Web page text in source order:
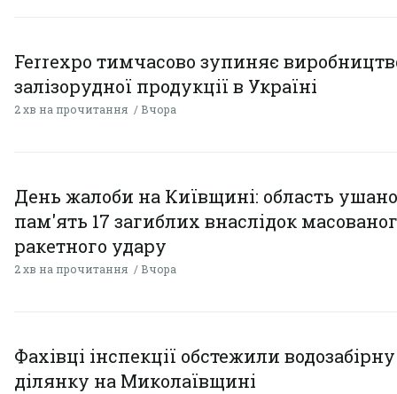
Ferrexpo тимчасово зупиняє
залізорудної продукції в Україні
2 хв на прочитання Вчора
День жалоби на Київщині: область
пам'ять 17 загиблих внаслідок
ракетного удару
2 хв на прочитання Вчора
Фахівці інспекції обстежили водозабірну
ділянку на Миколаївщині